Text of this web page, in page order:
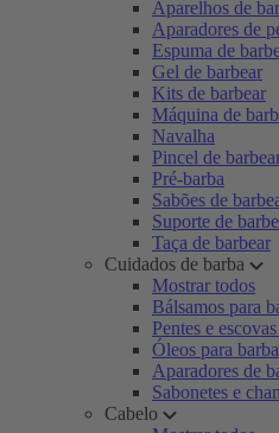
Aparelhos de
Aparadores de
Espuma de
Gel de barbear
Kits de barbear
Máquina de
Navalha
Pincel de
Pré-barba
Sabões de
Suporte de
Taça de barbear
Cuidados de barba
Mostrar todos
Bálsamos para
Pentes e
Óleos para barba
Aparadores de
Sabonetes e
Cabelo